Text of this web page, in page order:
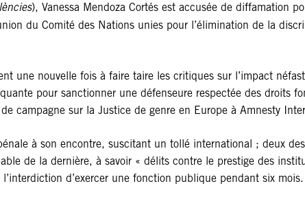
), Vanessa Mendoza Cortés est accusée de diffamation
du Comité des Nations unies pour l’élimination de la
une nouvelle fois à faire taire les critiques sur l’impact
pour sanctionner une défenseure respectée des droits
campagne sur la Justice de genre en Europe à Amnesty
à son encontre, suscitant un tollé international ; deux
de la dernière, à savoir « délits contre le prestige des
d’exercer une fonction publique pendant six mois.